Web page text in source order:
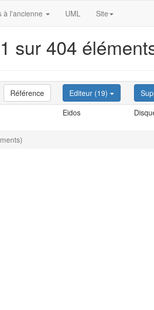
à l'ancienne UML Site
sur 404
Référence Editeur (19)
Eidos